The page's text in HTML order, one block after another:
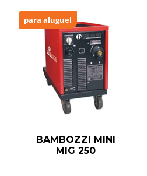
para aluguel
BAMBOZZI MINI
MIG 250